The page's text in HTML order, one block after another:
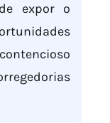
expor o